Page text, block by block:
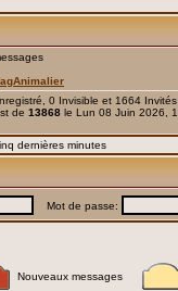
0 Invisible et 1664
de 13868 le Lun 08 Juin 2026,
dernières minutes
Mot de passe:
Nouveaux messages